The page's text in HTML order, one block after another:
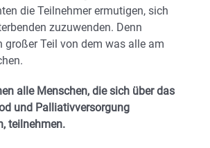
die Teilnehmer ermutigen, sich
zuzuwenden. Denn
großer Teil von dem was alle am
alle Menschen, die sich über das
und Palliativversorgung
teilnehmen.